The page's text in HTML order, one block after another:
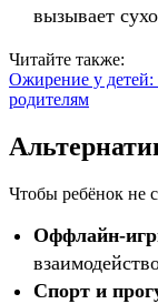
вызывает
Читайте также:
Ожирение у детей:
родителям
Чтобы ребёнок не
Оффлайн-
Спорт и